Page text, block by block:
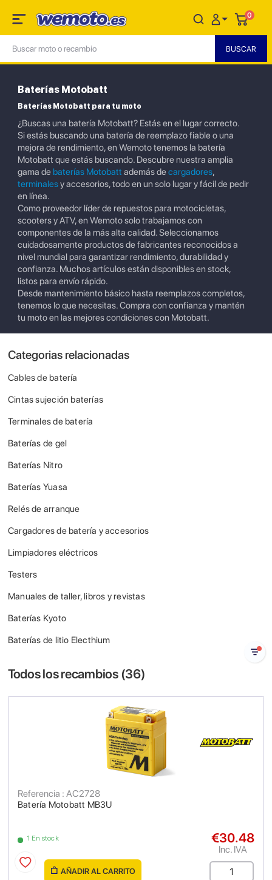
0
Baterías Motobatt
Baterías Motobatt para tu moto
¿Buscas una batería Motobatt? Estás en el lugar correcto.
Si estás buscando una batería de reemplazo fiable o una
mejora de rendimiento, en Wemoto tenemos la batería
Motobatt que estás buscando. Descubre nuestra amplia
gama de baterías Motobatt además de cargadores,
terminalesy accesorios, todo en un solo lugar y fácil de pedir
en línea.
Como proveedor líder de repuestos para motocicletas,
scooters y ATV, en Wemoto solo trabajamos con
componentes de la más alta calidad. Seleccionamos
cuidadosamente productos de fabricantes reconocidos a
nivel mundial para garantizar rendimiento, durabilidad y
confianza. Muchos artículos están disponibles en stock,
listos para envío rápido.
Desde mantenimiento básico hasta reemplazos completos,
tenemos lo que necesitas. Compra con confianza y mantén
tu moto en las mejores condiciones con Motobatt.
Categorias relacionadas
Cables de batería
Cintas sujeción baterías
Terminales de batería
Baterías de gel
Baterías Nitro
Baterías Yuasa
Relés de arranque
Cargadores de batería y accesorios
Limpiadores eléctricos
Testers
Manuales de taller, libros y revistas
Baterías Kyoto
Baterías de litio Electhium
Todos los recambios (36)
Batería Motobatt MB3U
Referencia : AC2728
1 En stock €30.48
Inc. IVA
AÑADIR AL CARRITO